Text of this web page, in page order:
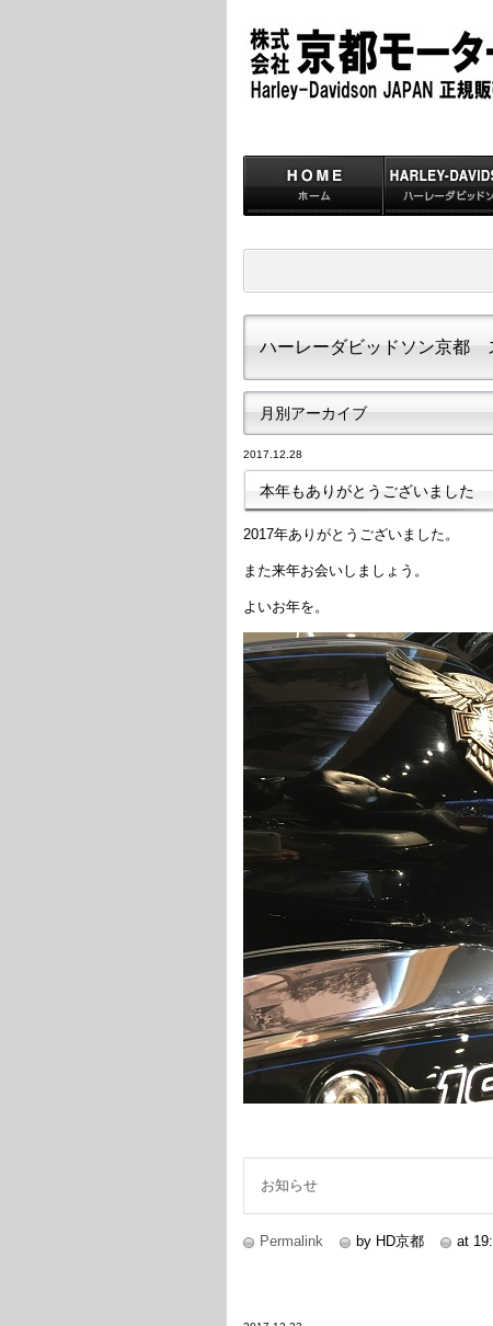
ハーレーダビッドソン京都
月別アーカイブ
2017.12.28
本年もありがとうございました
2017年ありがとうございました。
また来年お会いしましょう。
よいお年を。
お知らせ
Permalink by HD京都 at